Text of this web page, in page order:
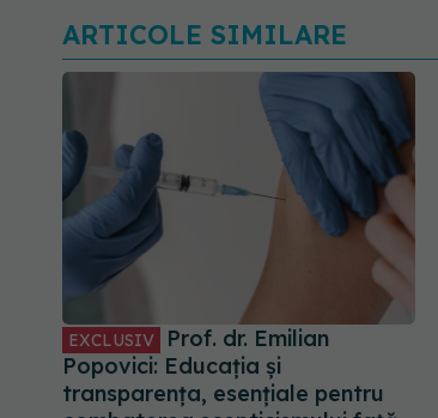
ARTICOLE SIMILARE
EXCLUSIV
Prof. dr. Emilian
Popovici: Educația și
transparența, esențiale pentru